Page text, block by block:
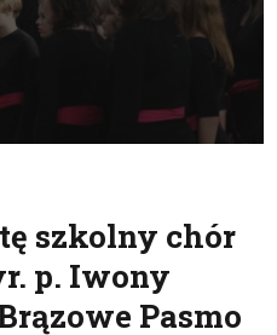
na FB
szkolny chór
p. Iwony
Pasmo